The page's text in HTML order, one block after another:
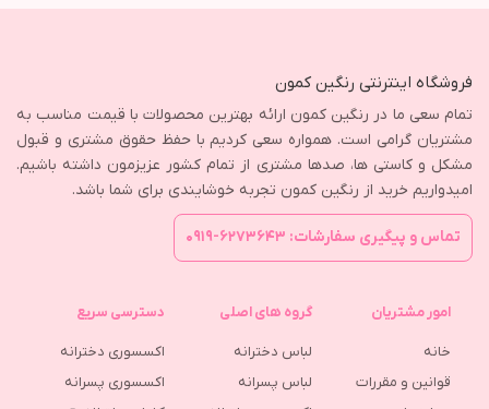
فروشگاه اینترنتی رنگین کمون
تمام سعی ما در رنگین کمون ارائه بهترین محصولات با قیمت مناسب به
مشتریان گرامی است. همواره سعی کردیم با حفظ حقوق مشتری و قبول
مشکل و کاستی ها، صدها مشتری از تمام کشور عزیزمون داشته باشیم.
امیدواریم خرید از رنگین کمون تجربه خوشایندی برای شما باشد.
تماس و پیگیری سفارشات: ۶۲۷۳۶۴۳-۰۹۱۹
امور مشتریان
خانه
قوانین و مقررات
گروه های اصلی
لباس دخترانه
لباس پسرانه
دسترسی سریع
اکسسوری دخترانه
اکسسوری پسرانه